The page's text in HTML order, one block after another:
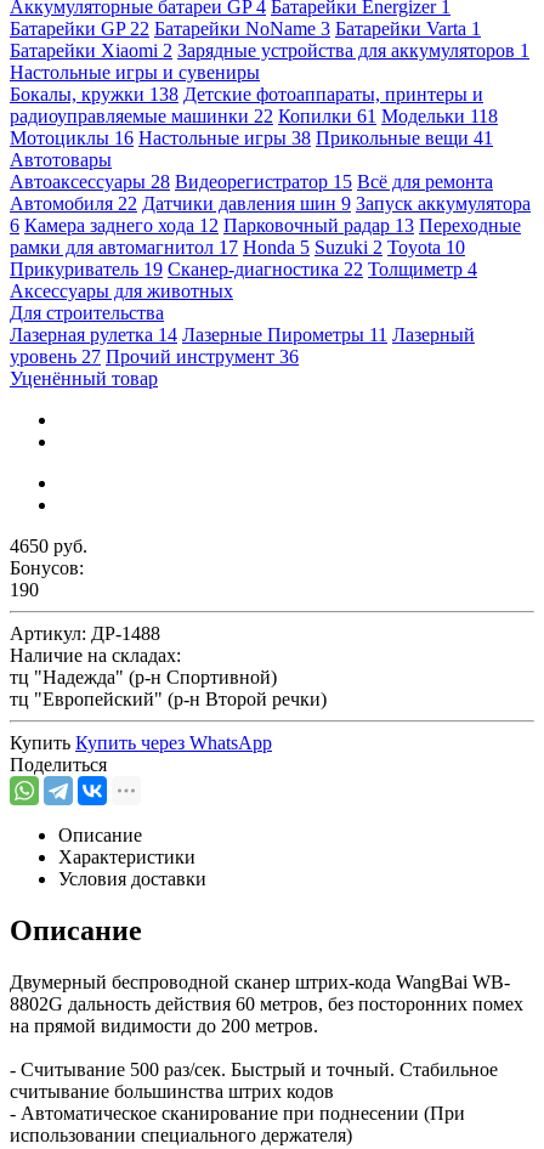
Аккумуляторные батареи GP4 Батарейки Energizer 1
Батарейки GP 22 Батарейки NoName 3 Батарейки Varta 1
Батарейки Xiaomi 2 Зарядные устройства для аккумуляторов 1
Настольные игры и сувениры
Бокалы, кружки 138 Детские фотоаппараты, принтеры и
радиоуправляемые машинки 22 Копилки 61 Модельки 118
Мотоциклы 16 Настольные игры 38 Прикольные вещи 41
Автотовары
Автоаксессуары 28 Видеорегистратор 15 Всё для ремонта
Автомобиля 22 Датчики давления шин 9 Запуск аккумулятора
6 Камера заднего хода 12 Парковочный радар 13 Переходные
рамки для автомагнитол 17 Honda 5 Suzuki 2 Toyota 10
Прикуриватель 19 Сканер-диагностика 22 Толщиметр 4
Аксессуары для животных
Для строительства
Лазерная рулетка 14 Лазерные Пирометры 11 Лазерный
уровень 27 Прочий инструмент 36
Уценённый товар
4650 руб.
Бонусов:
190
Артикул: ДР-1488
Наличие на складах:
тц "Надежда" (р-н Спортивной)
тц "Европейский" (р-н Второй речки)
Купить Купить через WhatsApp
Поделиться
Описание
Характеристики
Условия доставки
Описание
Двумерный беспроводной сканер штрих-кода WangBai WB-
8802G дальность действия 60 метров, без посторонних помех
на прямой видимости до 200 метров.
- Считывание 500 раз/сек. Быстрый и точный. Стабильное
считывание большинства штрих кодов
- Автоматическое сканирование при поднесении (При
использовании специального держателя)